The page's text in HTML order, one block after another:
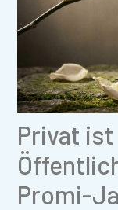
Privat ist
Promi-